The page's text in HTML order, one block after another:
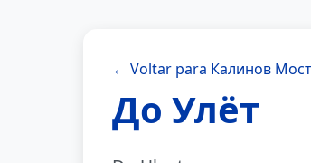
← Voltar para Калинов Мост
До Улёт